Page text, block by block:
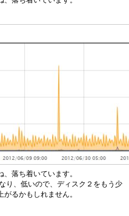
落ち着いています。
り、低いので、ディスク２をもう少
るかもしれません。